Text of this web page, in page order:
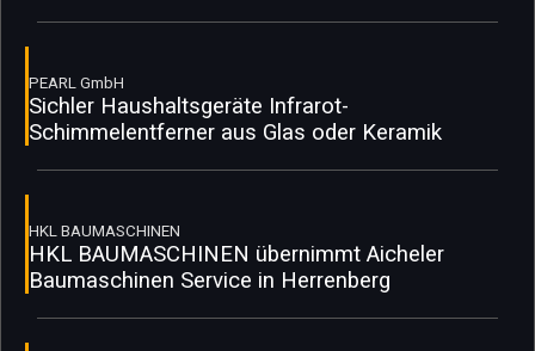
PEARL GmbH
Sichler Haushaltsgeräte Infrarot-
Schimmelentferner aus Glas oder Keramik
HKL BAUMASCHINEN
HKL BAUMASCHINEN übernimmt Aicheler
Baumaschinen Service in Herrenberg